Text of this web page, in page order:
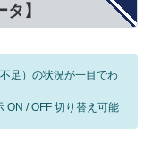
】
足）の状況が一目でわ
ON / OFF 切り替え可能